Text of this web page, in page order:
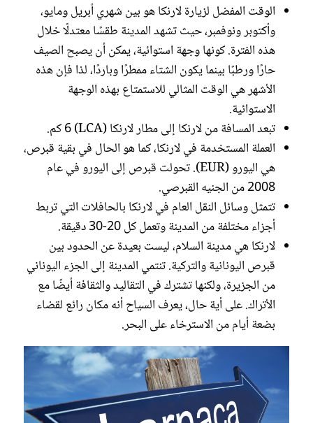
الوقت المفضل لزيارة لارنكا هو بين شهري أبريل ومايو،
وأكتوبر ونوفمبر، حيث تشهد المدينة طقسًا معتدلًا خلال
هذه الفترة. كونها وجهة استوائية، يمكن أن يصبح الصيف
حارًا ورطبًا بينما يكون الشتاء ممطرًا وباردًا، لذا فإن هذه
الأشهر هي الوقت المثالي للاستمتاع بهذه الوجهة
الاستوائية.
تبعد المسافة من لارنكا إلى مطار لارنكا (LCA) 6 كم.
العملة المستخدمة في لارنكا، كما هو الحال في بقية قبرص،
هي اليورو (EUR). تحولت قبرص إلى اليورو في عام
2008 من الجنيه القبرصي.
تتمثل وسائل النقل العام في لارنكا بالحافلات التي تربط
أجزاء مختلفة من المدينة وتعمل كل 20-30 دقيقة.
لارنكا هي مدينة السلام، ليست بعيدة عن الحدود بين
قبرص اليونانية والتركية. تنتمي المدينة إلى الجزء اليوناني
من الجزيرة، ولكنها تشترك في التقاليد والثقافة أيضًا مع
الأتراك. على أية حال، يعرف السياح أنه مكان رائع لقضاء
بضعة أيام من الاسترخاء على البحر.